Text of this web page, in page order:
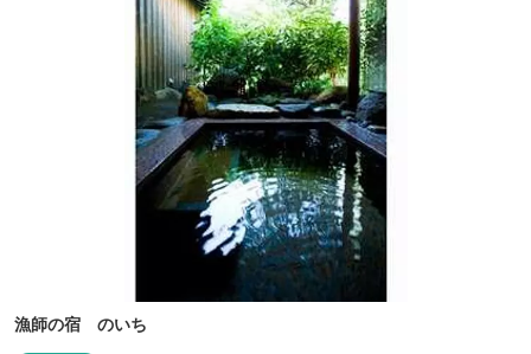
漁師の宿 のいち